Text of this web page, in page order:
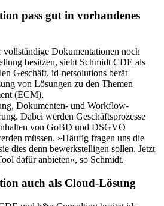
pass gut in vorhandenes
Dokumentationen noch
besitzen, sieht Schmidt CDE als
Geschäft. id-netsolutions berät
von Lösungen zu den Themen
(ECM),
Dokumenten- und Workflow-
Dabei werden Geschäftsprozesse
von GoBD und DSGVO
müssen. »Häufig fragen uns die
dies denn bewerkstelligen sollen. Jetzt
dafür anbieten«, so Schmidt.
auch als Cloud-Lösung